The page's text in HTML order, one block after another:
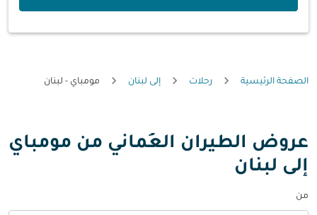
الصفحة الرئيسية رحلات إلى لبنان مومباي - لبنان
عروض الطيران العُماني من مومباي
إلى لبنان
من